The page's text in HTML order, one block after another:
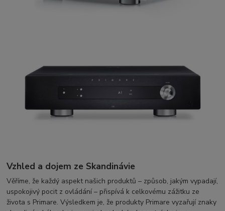
Vzhled a dojem ze Skandinávie
Věříme, že každý aspekt našich produktů – způsob, jakým vypadají,
uspokojivý pocit z ovládání – přispívá k celkovému zážitku ze
života s Primare. Výsledkem je, že produkty Primare vyzařují znaky